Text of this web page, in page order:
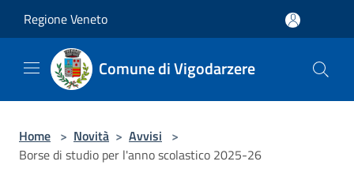
Regione Veneto
Comune di Vigodarzere
Home > Novità > Avvisi >
Borse di studio per l'anno scolastico 2025-26